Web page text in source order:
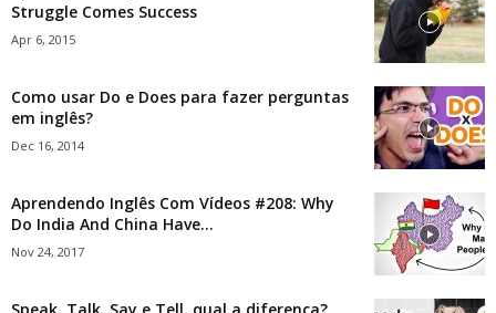
Struggle Comes Success
Apr 6, 2015
Como usar Do e Does para fazer perguntas
em inglês?
Dec 16, 2014
Aprendendo Inglês Com Vídeos #208: Why
Do India And China Have...
Nov 24, 2017